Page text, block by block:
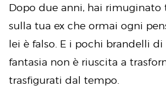
Dopo due anni, hai
sulla tua ex che ormai ogni
lei è falso. E i pochi brandelli
fantasia non è riuscita a
trasfigurati dal tempo.